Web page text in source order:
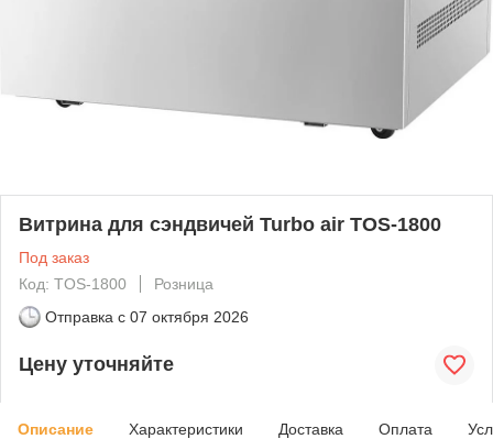
Витрина для сэндвичей Turbo air TOS-1800
Под заказ
Код: TOS-1800
Розница
Отправка с 07 октября 2026
Цену уточняйте
Описание Характеристики Доставка Оплата